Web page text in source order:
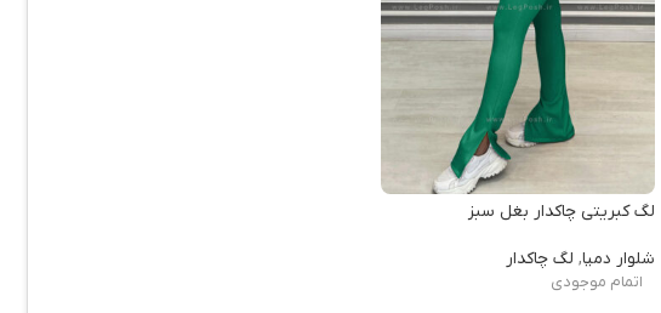
لگ کبریتی چاکدار بغل سبز
شلوار دمپا, لگ چاکدار
اتمام موجودی